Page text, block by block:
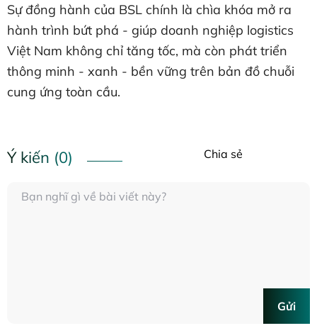
Sự đồng hành của BSL chính là chìa khóa mở ra
hành trình bứt phá - giúp doanh nghiệp logistics
Việt Nam không chỉ tăng tốc, mà còn phát triển
thông minh - xanh - bền vững trên bản đồ chuỗi
cung ứng toàn cầu.
Ý kiến (0) Chia sẻ
Gửi